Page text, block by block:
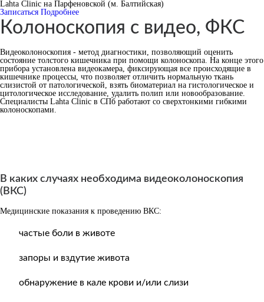
Lahta Clinic на Парфеновской (м. Балтийская)
Записаться Подробнее
Колоноскопия с видео, ФКС
Видеоколоноскопия - метод диагностики, позволяющий оценить
состояние толстого кишечника при помощи колоноскопа. На конце этого
прибора установлена видеокамера, фиксирующая все происходящие в
кишечнике процессы, что позволяет отличить нормальную ткань
слизистой от патологической, взять биоматериал на гистологическое и
цитологическое исследование, удалить полип или новообразование.
Специалисты Lahta Clinic в СПб работают со сверхтонкими гибкими
колоноскопами.
В каких случаях необходима видеоколоноскопия
(ВКС)
Медицинские показания к проведению ВКС:
частые боли в животе
запоры и вздутие живота
обнаружение в кале крови и/или слизи